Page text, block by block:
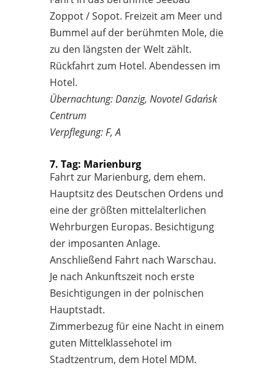
Zoppot / Sopot. Freizeit am Meer und
Bummel auf der berühmten Mole, die
zu den längsten der Welt zählt.
Rückfahrt zum Hotel. Abendessen im
Hotel.
Übernachtung: Danzig, Novotel Gdańsk
Centrum
Verpflegung: F, A
7. Tag: Marienburg
Fahrt zur Marienburg, dem ehem.
Hauptsitz des Deutschen Ordens und
eine der größten mittelalterlichen
Wehrburgen Europas. Besichtigung
der imposanten Anlage.
Anschließend Fahrt nach Warschau.
Je nach Ankunftszeit noch erste
Besichtigungen in der polnischen
Hauptstadt.
Zimmerbezug für eine Nacht in einem
guten Mittelklassehotel im
Stadtzentrum, dem Hotel MDM.